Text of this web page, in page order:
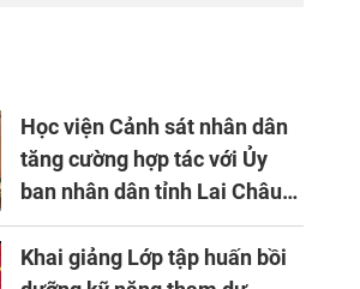
- 2030
Học viện Cảnh sát nhân dân
tăng cường hợp tác với Ủy
ban nhân dân tỉnh Lai Châu
về ứng dụng khoa học công
nghệ trong lĩnh vực đấu tranh
Khai giảng Lớp tập huấn bồi